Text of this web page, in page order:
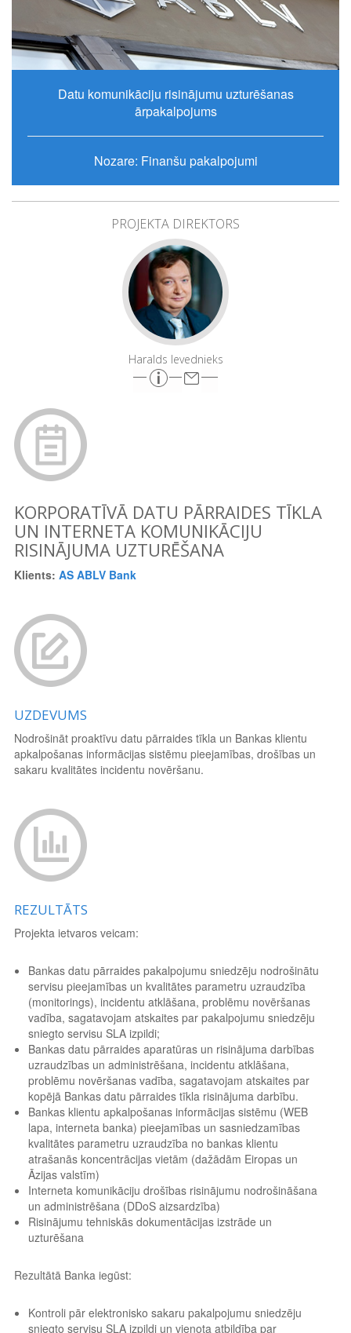
Datu komunikāciju risinājumu uzturēšanas
ārpakalpojums
Nozare: Finanšu pakalpojumi
PROJEKTA DIREKTORS
Haralds Ievednieks
KORPORATĪVĀ DATU PĀRRAIDES TĪKLA
UN INTERNETA KOMUNIKĀCIJU
RISINĀJUMA UZTURĒŠANA
Klients: AS ABLV Bank
UZDEVUMS
Nodrošināt proaktīvu datu pārraides tīkla un Bankas klientu
apkalpošanas informācijas sistēmu pieejamības, drošības un
sakaru kvalitātes incidentu novēršanu.
REZULTĀTS
Projekta ietvaros veicam:
Bankas datu pārraides pakalpojumu sniedzēju nodrošinātu
servisu pieejamības un kvalitātes parametru uzraudzība
(monitorings), incidentu atklāšana, problēmu novēršanas
vadība, sagatavojam atskaites par pakalpojumu sniedzēju
sniegto servisu SLA izpildi;
Bankas datu pārraides aparatūras un risinājuma darbības
uzraudzības un administrēšana, incidentu atklāšana,
problēmu novēršanas vadība, sagatavojam atskaites par
kopējā Bankas datu pārraides tīkla risinājuma darbību.
Bankas klientu apkalpošanas informācijas sistēmu (WEB
lapa, interneta banka) pieejamības un sasniedzamības
kvalitātes parametru uzraudzība no bankas klientu
atrašanās koncentrācijas vietām (dažādām Eiropas un
Āzijas valstīm)
Interneta komunikāciju drošības risinājumu nodrošināšana
un administrēšana (DDoS aizsardzība)
Risinājumu tehniskās dokumentācijas izstrāde un
uzturēšana
Rezultātā Banka iegūst:
Kontroli pār elektronisko sakaru pakalpojumu sniedzēju
sniegto servisu SLA izpildi un vienota atbildība par